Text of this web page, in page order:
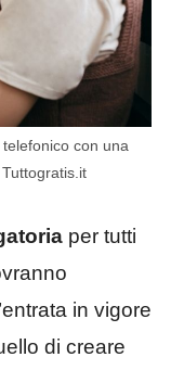
telefonico con una
per tutti
in vigore
di creare